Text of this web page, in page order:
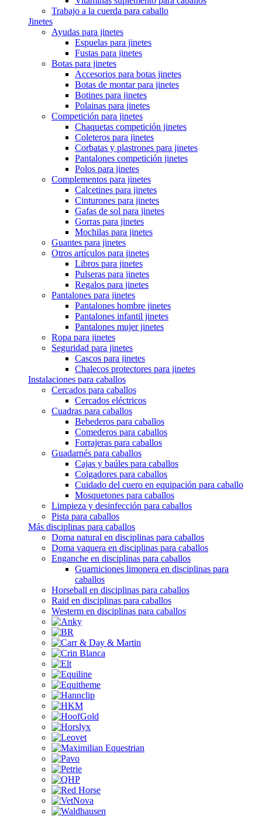
Trabajo a la cuerda para caballo
Jinetes
Ayudas para jinetes
Espuelas para jinetes
Fustas para jinetes
Botas para jinetes
Accesorios para botas jinetes
Botas de montar para jinetes
Botines para jinetes
Polainas para jinetes
Competición para jinetes
Chaquetas competición jinetes
Coleteros para jinetes
Corbatas y plastrones para jinetes
Pantalones competición jinetes
Polos para jinetes
Complementos para jinetes
Calcetines para jinetes
Cinturones para jinetes
Gafas de sol para jinetes
Gorras para jinetes
Mochilas para jinetes
Guantes para jinetes
Otros artículos para jinetes
Libros para jinetes
Pulseras para jinetes
Regalos para jinetes
Pantalones para jinetes
Pantalones hombre jinetes
Pantalones infantil jinetes
Pantalones mujer jinetes
Ropa para jinetes
Seguridad para jinetes
Cascos para jinetes
Chalecos protectores para jinetes
Instalaciones para caballos
Cercados para caballos
Cercados eléctricos
Cuadras para caballos
Bebederos para caballos
Comederos para caballos
Forrajeras para caballos
Guadarnés para caballos
Cajas y baúles para caballos
Colgadores para caballos
Cuidado del cuero en equipación para caballo
Mosquetones para caballos
Limpieza y desinfección para caballos
Pista para caballos
Más disciplinas para caballos
Doma natural en disciplinas para caballos
Doma vaquera en disciplinas para caballos
Enganche en disciplinas para caballos
Guarniciones limonera en disciplinas para
caballos
Horseball en disciplinas para caballos
Raid en disciplinas para caballos
Westerm en disciplinas para caballos